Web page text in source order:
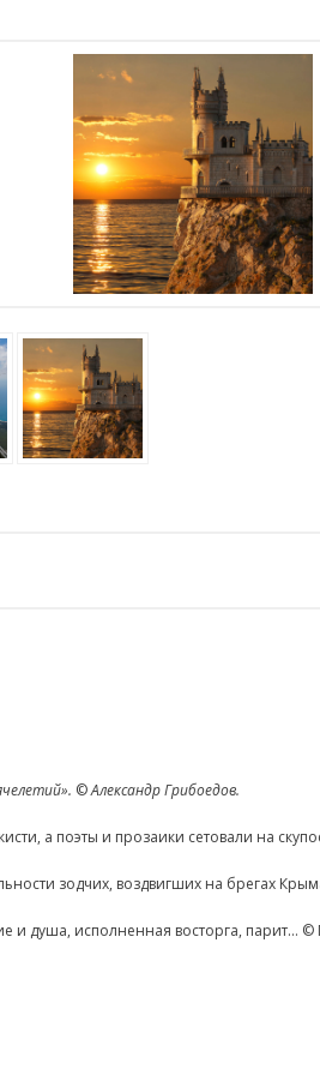
©Александр Грибоедов.
а поэты и прозаики сетовали на
зодчих, воздвигших на брегах
и душа, исполненная восторга, парит…